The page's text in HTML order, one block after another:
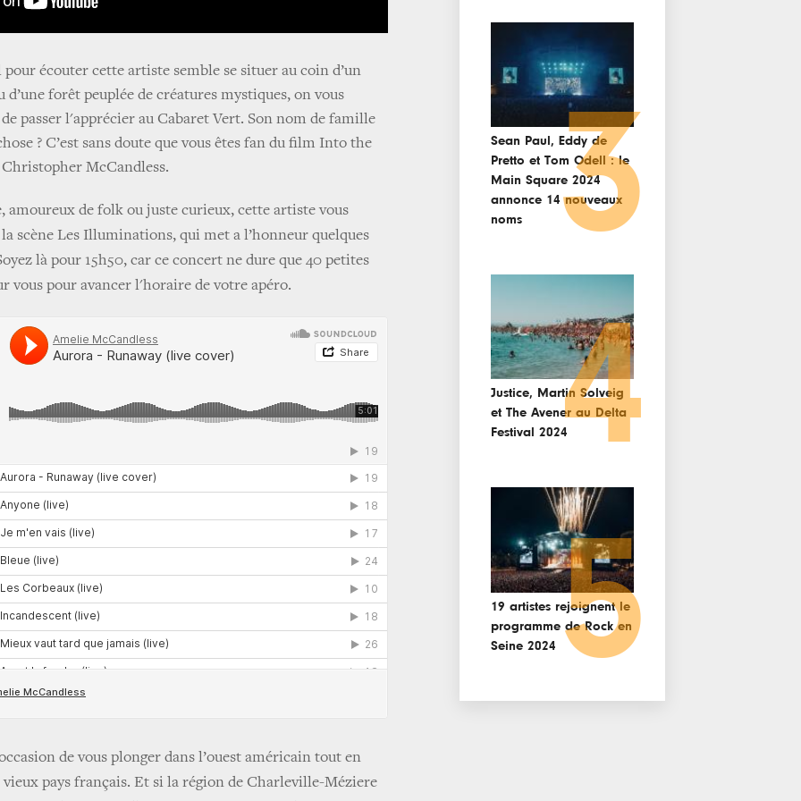
écouter cette artiste semble se situer au coin d’un
forêt peuplée de créatures mystiques, on vous
passer l'apprécier au Cabaret Vert. Son nom de famille
? C’est sans doute que vous êtes fan du film Into the
McCandless.
amoureux de folk ou juste curieux, cette artiste vous
scène Les Illuminations, qui met a l’honneur quelques
là pour 15h50, car ce concert ne dure que 40 petites
vous pour avancer l'horaire de votre apéro.
de vous plonger dans l’ouest américain tout en
pays français. Et si la région de Charleville-Méziere
Sean Paul, Eddy de
Pretto et Tom Odell : le
Main Square 2024
annonce 14 nouveaux
noms
3
Justice, Martin Solveig
et The Avener au Delta
Festival 20244
19 artistes rejoignent le
programme de Rock en
Seine 2024 5